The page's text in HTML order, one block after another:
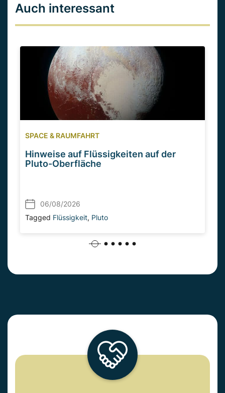
Auch interessant
SPACE & RAUMFAHRT
Hinweise auf Flüssigkeiten auf der
Pluto-Oberfläche
06/08/2026
Tagged Flüssigkeit, Pluto